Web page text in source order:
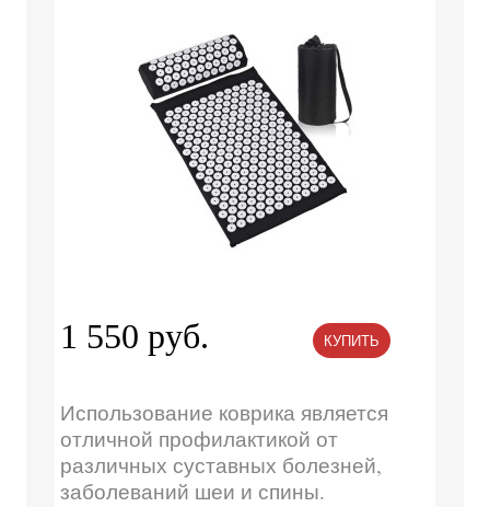
1 550 руб. КУПИТЬ
Использование коврика является
отличной профилактикой от
различных суставных болезней,
заболеваний шеи и спины.